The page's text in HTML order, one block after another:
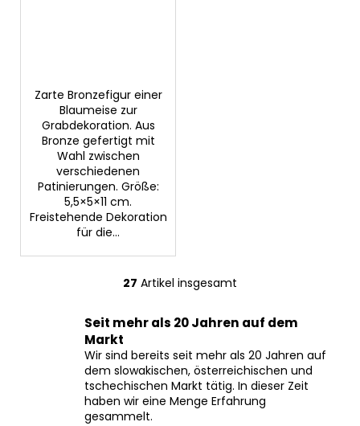
Zarte Bronzefigur einer
Blaumeise zur
Grabdekoration. Aus
Bronze gefertigt mit
Wahl zwischen
verschiedenen
Patinierungen. Größe:
5,5×5×11 cm.
Freistehende Dekoration
für die...
S
e
e
r
e
27 Artikel insgesamt
Seit mehr als 20 Jahren auf dem
Markt
Wir sind bereits seit mehr als 20 Jahren auf
dem slowakischen, österreichischen und
tschechischen Markt tätig. In dieser Zeit
haben wir eine Menge Erfahrung
gesammelt.